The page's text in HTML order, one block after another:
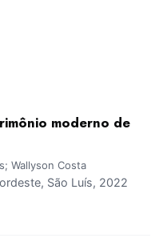
moderno de
Wallyson Costa
São Luís, 2022